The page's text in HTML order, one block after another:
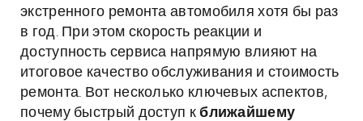
экстренного ремонта автомобиля хотя бы раз
в год. При этом скорость реакции и
доступность сервиса напрямую влияют на
итоговое качество обслуживания и стоимость
ремонта. Вот несколько ключевых аспектов,
почему быстрый доступ кближайшему